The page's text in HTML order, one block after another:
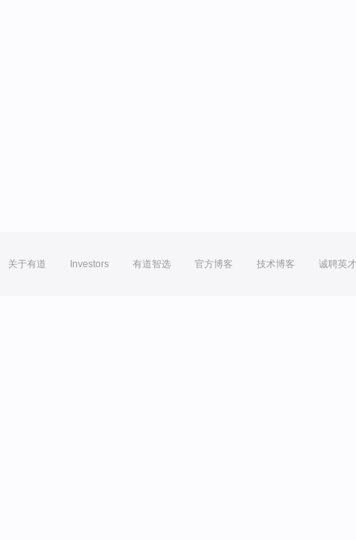
关于有道 Investors 有道智选 官方博客 技术博客 诚聘英才